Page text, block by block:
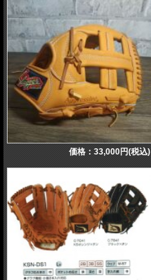
価格：33,000円(税込)